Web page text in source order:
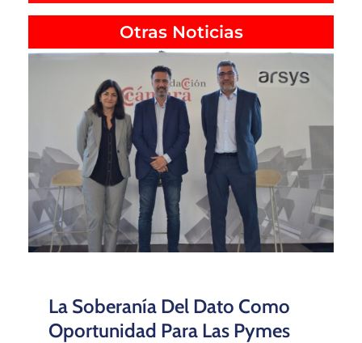
Otras Noticias
La Soberanía Del Dato Como
Oportunidad Para Las Pymes